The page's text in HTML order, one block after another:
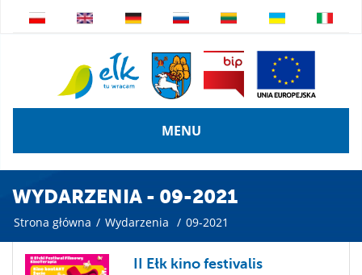
MENU
WYDARZENIA - 09-2021
Strona główna / Wydarzenia / 09-2021
II Ełk kino festivalis